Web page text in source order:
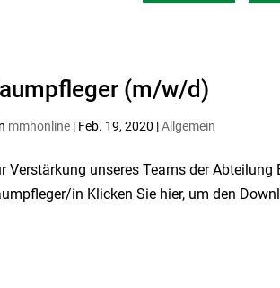
(m/w/d)
mmhonline | Feb. 19, 2020 |Allgemein
Verstärkung unseres Teams der
in Klicken Sie hier, um den